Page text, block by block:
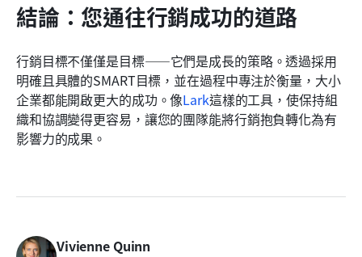
結論：您通往行銷成功的道路
行銷目標不僅僅是目標——它們是成長的策略。透過採用
明確且具體的SMART目標，並在過程中專注於衡量，大小
企業都能開啟更大的成功。像Lark這樣的工具，使保持組
織和協調變得更容易，讓您的團隊能將行銷抱負轉化為有
影響力的成果。
Vivienne Quinn